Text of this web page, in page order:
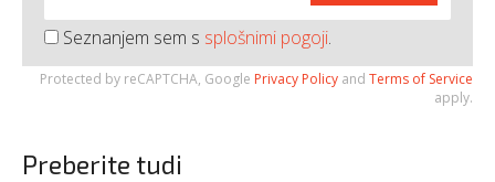
Seznanjem sem s splošnimi pogoji.
Protected by reCAPTCHA, Google Privacy Policy and Terms of Service
apply.
Preberite tudi